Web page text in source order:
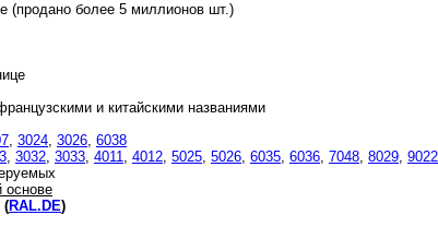
(продано более 5 миллионов шт.)
и китайскими названиями
, 3024, 3026, 6038
, 3032, 3033, 4011, 4012, 5025, 5026, 6035, 6036, 7048, 8029, 9022
основе
(RAL.DE)